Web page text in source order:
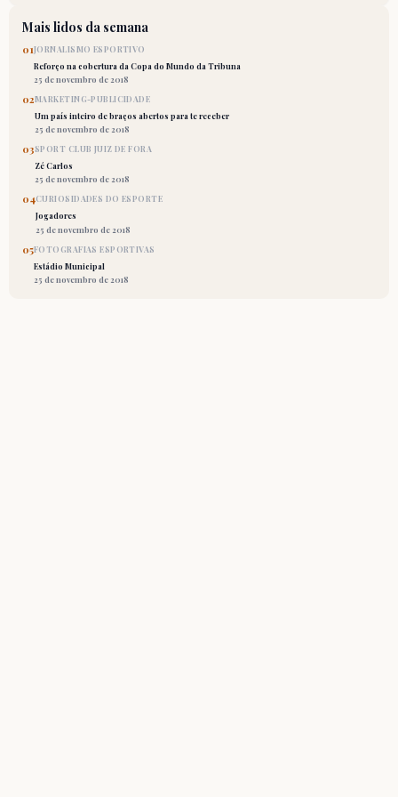
Mais lidos da semana
01JORNALISMO ESPORTIVO
Reforço na cobertura da Copa do Mundo da Tribuna
25 de novembro de 2018
02MARKETING-PUBLICIDADE
Um país inteiro de braços abertos para te receber
25 de novembro de 2018
03SPORT CLUB JUIZ DE FORA
Zé Carlos
25 de novembro de 2018
04CURIOSIDADES DO ESPORTE
Jogadores
25 de novembro de 2018
05FOTOGRAFIAS ESPORTIVAS
Estádio Municipal
25 de novembro de 2018